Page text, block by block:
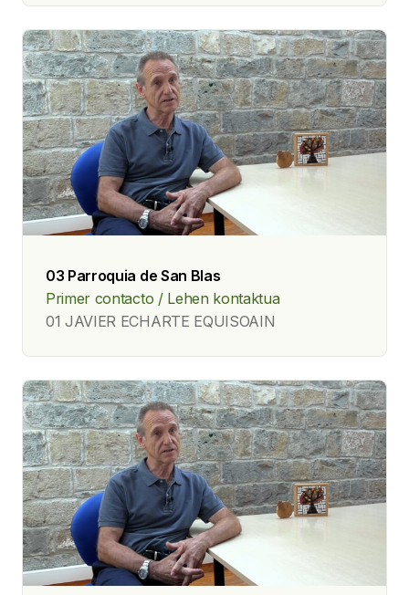
03 Parroquia de San Blas
Primer contacto / Lehen kontaktua
01 JAVIER ECHARTE EQUISOAIN